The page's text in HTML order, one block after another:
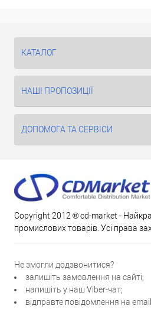
КАТАЛОГ
НАШІ ПРОПОЗИЦІЇ
ДОПОМОГА ТА СЕРВІСИ
Copyright 2012 ® cd-market -
промислових товарів. Усі права
Не змогли додзвонитися?
залишіть замовлення на сайті;
напишіть у наш Viber-чат;
відправте повідомлення на